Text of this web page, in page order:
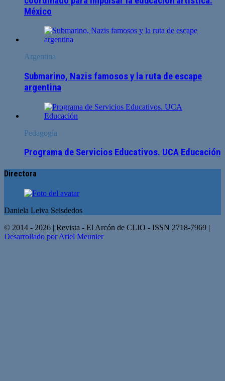
México
Argentina
Submarino, Nazis famosos y la ruta de escape
argentina
Pedagogía
Programa de Servicios Educativos. UCA Educación
Directora
Daniela Leiva Seisdedos
© 2014 - 2026 | Revista - El Arcón de CLIO - ISSN 2718-7969 |
Desarrollado por Ariel Meunier